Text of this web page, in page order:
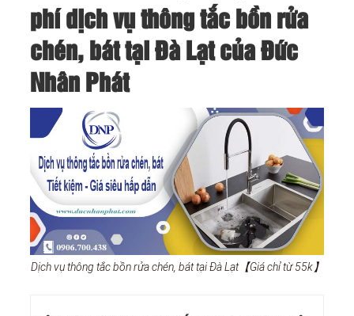
phí dịch vụ thông tắc bồn rửa
chén, bát tại Đà Lạt của Đức
Nhân Phát
Dịch vụ thông tắc bồn rửa chén, bát tại Đà Lạt【Giá chỉ từ 55k】